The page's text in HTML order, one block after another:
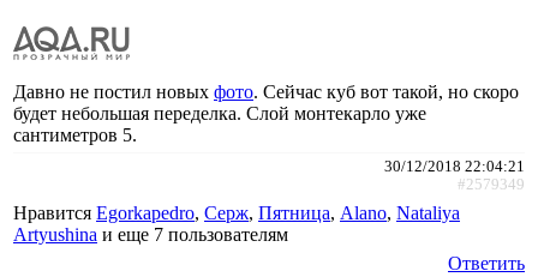
Давно не постил новых фото. Сейчас куб вот такой, но скоро
будет небольшая переделка. Слой монтекарло уже
сантиметров 5.
30/12/2018 22:04:21
#2579349
Нравится Egorkapedro, Cepж, Пятница, Alano, Nataliya
Artyushina и еще 7 пользователям
Ответить